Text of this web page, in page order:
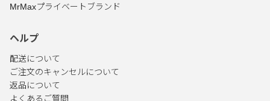
MrMaxプライベートブランド
ヘルプ
配送について
ご注文のキャンセルについて
返品について
よくあるご質問